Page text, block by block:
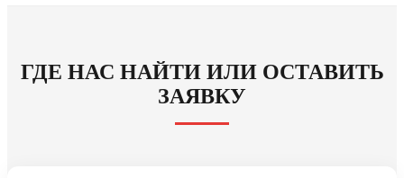
ГДЕ НАС НАЙТИ ИЛИ ОСТАВИТЬ
ЗАЯВКУ